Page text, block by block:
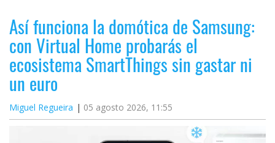
Así funciona la domótica de Samsung:
con Virtual Home probarás el
ecosistema SmartThings sin gastar ni
un euro
Miguel Regueira 05 agosto 2026, 11:55